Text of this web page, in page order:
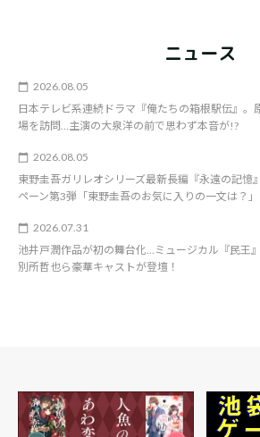
ニュース
2026.08.05
日本テレビ系連続ドラマ『俺たちの箱根駅伝』。
場を訪問…主演の大泉洋の前で思わず本音が!?
2026.08.05
東野圭吾ガリレオシリーズ最新長編『永遠の記憶
ペーン第3弾「東野圭吾のお気に入りの一文は？」
2026.07.31
池井戸潤作品が初の舞台化…ミュージカル『民王
別所哲也ら豪華キャストが登壇！